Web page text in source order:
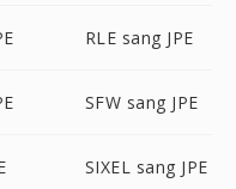
RLE sang JPE
SFW sang JPE
SIXEL sang JPE